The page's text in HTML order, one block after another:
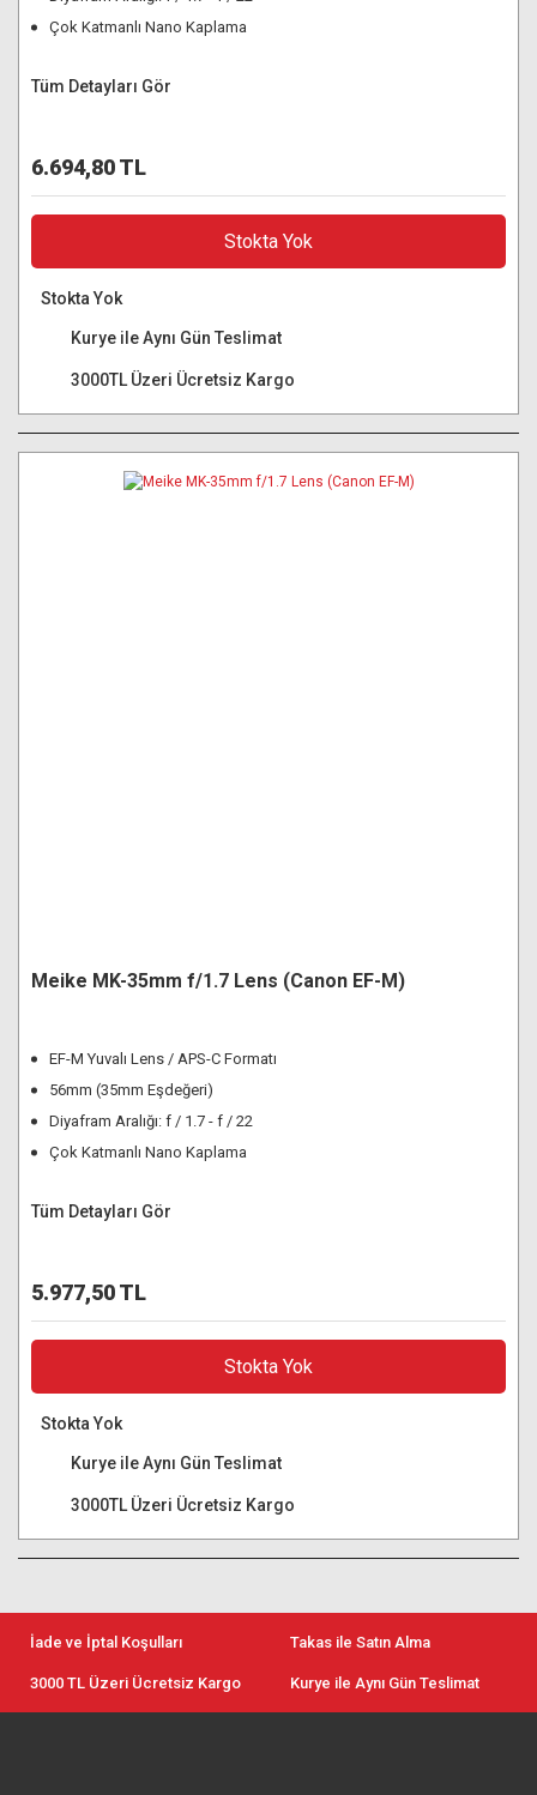
Çok Katmanlı Nano Kaplama
Tüm Detayları Gör
6.694,80 TL
Stokta Yok
Stokta Yok
Kurye ile Aynı Gün Teslimat
3000TL Üzeri Ücretsiz Kargo
Meike MK-35mm f/1.7 Lens (Canon EF-M)
EF-M Yuvalı Lens / APS-C Formatı
56mm (35mm Eşdeğeri)
Diyafram Aralığı: f / 1.7 - f / 22
Çok Katmanlı Nano Kaplama
Tüm Detayları Gör
5.977,50 TL
Stokta Yok
Stokta Yok
Kurye ile Aynı Gün Teslimat
3000TL Üzeri Ücretsiz Kargo
İade ve İptal Koşulları Takas ile Satın Alma
3000 TL Üzeri Ücretsiz Kargo Kurye ile Aynı Gün Teslimat